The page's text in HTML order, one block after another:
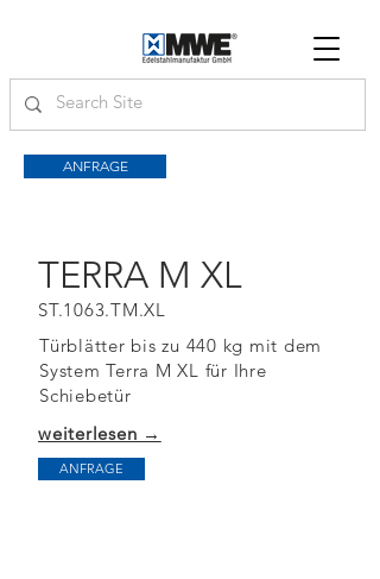
ANFRAGE
TERRA M XL
ST.1063.TM.XL
Türblätter bis zu 440 kg mit dem
System Terra M XL für Ihre
Schiebetür
weiterlesen →
ANFRAGE